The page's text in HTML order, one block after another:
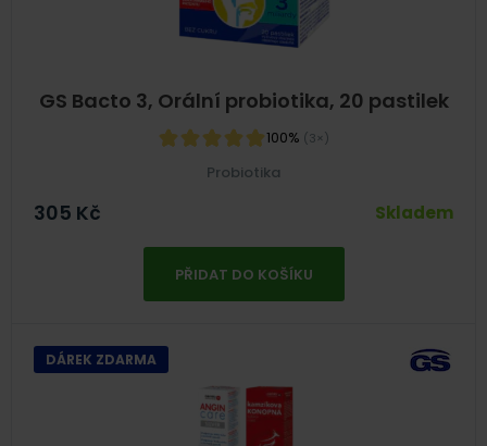
GS Bacto 3, Orální probiotika, 20 pastilek
100% (3×)
Probiotika
305 Kč Skladem
PŘIDAT DO KOŠÍKU
DÁREK ZDARMA